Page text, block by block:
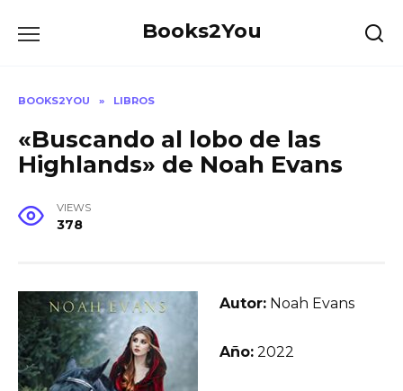
Books2You
BOOKS2YOU » LIBROS
«Buscando al lobo de las
Highlands» de Noah Evans
VIEWS
378
Autor: Noah Evans
Año: 2022